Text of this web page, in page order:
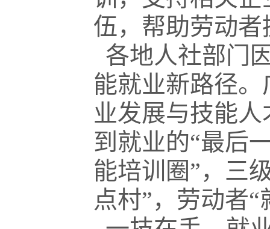
伍，帮助劳动
各地人社部门
能就业新路径
业发展与技能
到就业的“最后
能培训圈”，三
点村”，劳动者